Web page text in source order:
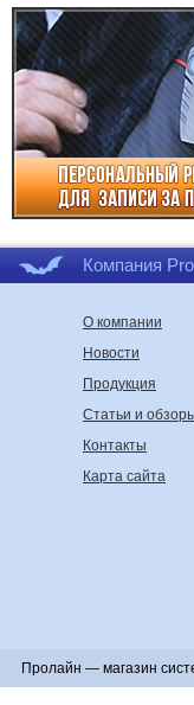
Компания
О компании
Новости
Продукция
Статьи и
Контакты
Карта сайта
Пролайн — магазин